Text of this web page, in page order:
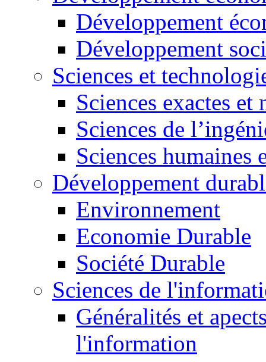
Développement
Développement
Sciences et
Sciences exactes et
Sciences de
Sciences humaines
Développement
Environnement
Economie Durable
Société Durable
Sciences de
Généralités et
l'information